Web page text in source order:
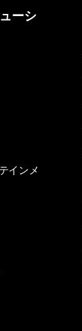
か?
ーシ
インメ